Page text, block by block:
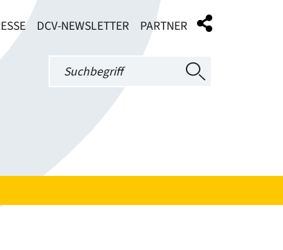
DCV-NEWSLETTER PARTNER